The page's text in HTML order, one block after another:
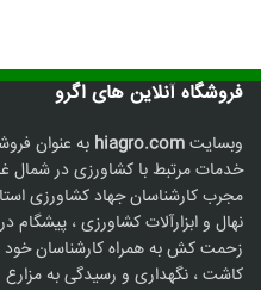
فروشگاه آنلاین های اگرو
وبسایتhiagro.com به عنوان
خدمات مرتبط با کشاورزی در شمال
مجرب کارشناسان جهاد کشاورزی
نهال و ابزارآلات کشاورزی ،
زحمت کش به همراه کارشناسان
کاشت ، نگهداری و رسیدگی به